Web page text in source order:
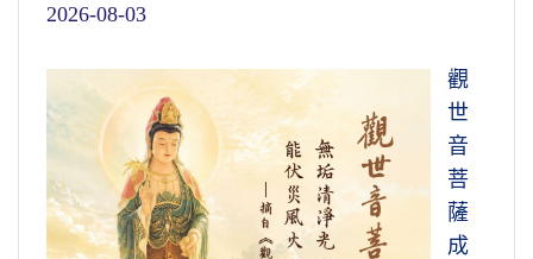
2026-08-03
觀
世
音
菩
薩
成